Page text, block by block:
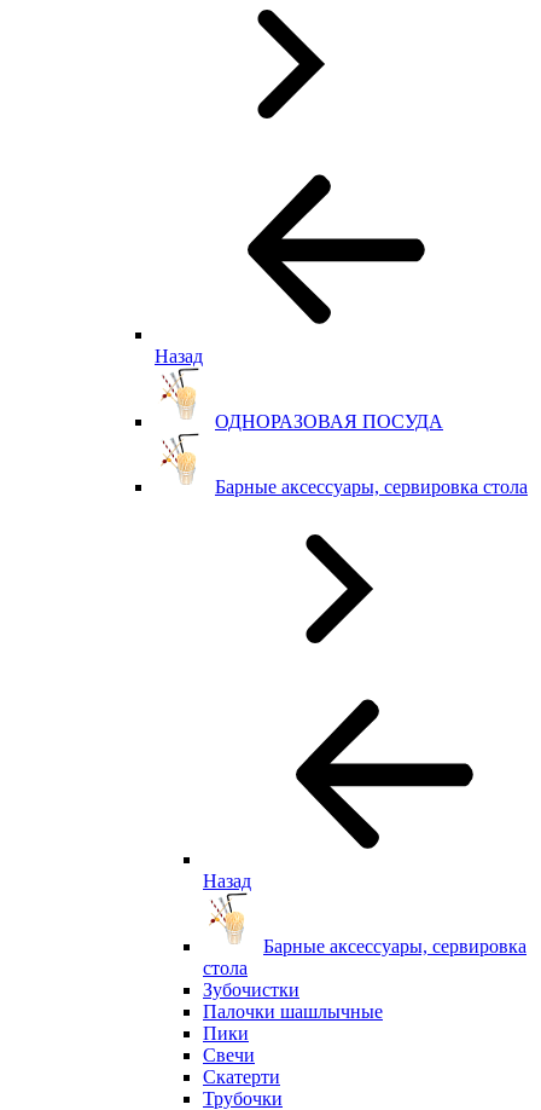
Назад
ОДНОРАЗОВАЯ ПОСУДА
Барные аксессуары, сервировка стола
Назад
Барные аксессуары, сервировка
стола
Зубочистки
Палочки шашлычные
Пики
Свечи
Скатерти
Трубочки